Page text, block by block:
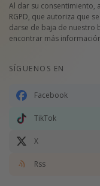
Al dar su consentimiento,
RGPD, que autoriza que
darse de baja de nuestro
encontrar más
SÍGUENOS EN
Facebook
TikTok
X
Rss